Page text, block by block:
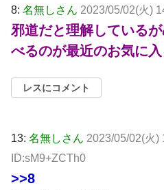
8: 名無しさん 2023/05/02(火)
邪道だと理解している
べるのが最近のお気に入
レスにコメント
13: 名無しさん 2023/05/02(火)
ID:sM9+ZCTh0
>>8